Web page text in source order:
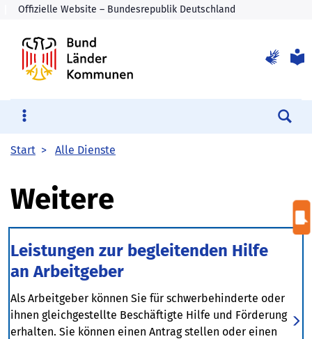
Start Alle Dienste
Weitere
Leistungen zur begleitenden Hilfe
an Arbeitgeber
Als Arbeitgeber können Sie für schwerbehinderte oder
ihnen gleichgestellte Beschäftigte Hilfe und Förderung
erhalten. Sie können einen Antrag stellen oder einen